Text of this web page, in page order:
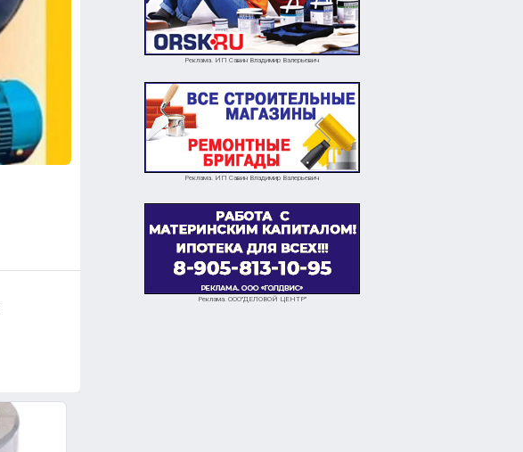
Реклама. ИП Савин Владимир Валерьевич
Реклама. ИП Савин Владимир Валерьевич
Реклама. ООО"ДЕЛОВОЙ ЦЕНТР"